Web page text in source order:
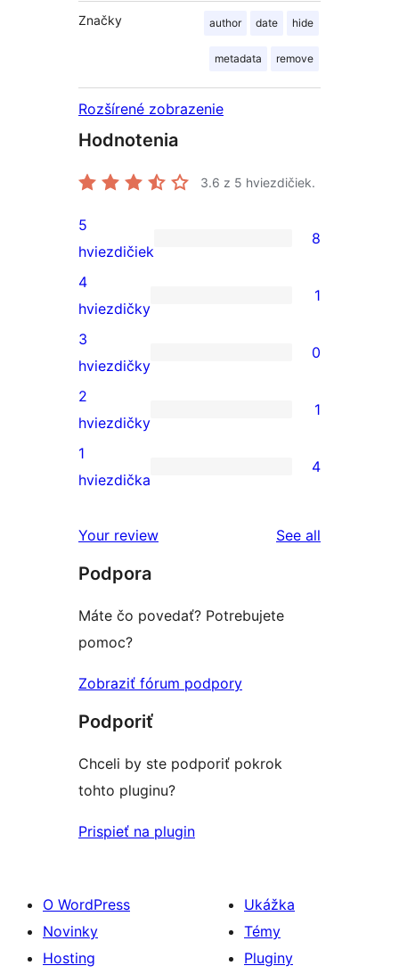
Značky author date hide
metadata remove
Rozšírené zobrazenie
Hodnotenia
3.6 z 5 hviezdičiek.
8
recenzií
s
5-
hviezdičkovým
5
hviezdičiek
8
1
recenzia
s
4-
hviezdičkovým
4
hviezdičky
1
0
recenzií
s
3-
hviezdičkovým
3
hviezdičky
0
1
recenzia
s
hviezdičkovým
2
hviezdičky
1
4
s
hviezdičkovým
hodnotením
1
hviezdička
4
Your review See all
Podpora
Máte čo povedať? Potrebujete
pomoc?
Zobraziť fórum podpory
Podporiť
Chceli by ste podporiť pokrok
tohto pluginu?
Prispieť na plugin
O WordPress
Novinky
Hosting
Ukážka
Témy
Pluginy